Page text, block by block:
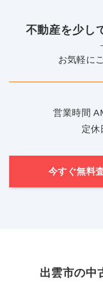
不動産を少し
お気軽に
営業時間
定休
今すぐ無料
出雲市の中